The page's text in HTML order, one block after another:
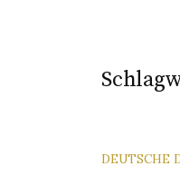
DEUTSCHE